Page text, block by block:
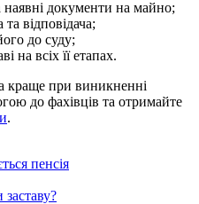
наявні документи на майно;
відповідача;
до суду;
на всіх її етапах.
краще при виникненні
до фахівців та отримайте
.
пенсія